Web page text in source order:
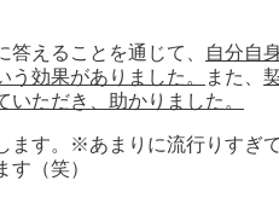
えることを通じて、
自分自
効果がありました。
また、
ただき、助かりました。
ます。※あまりに流行りすぎ
（笑）